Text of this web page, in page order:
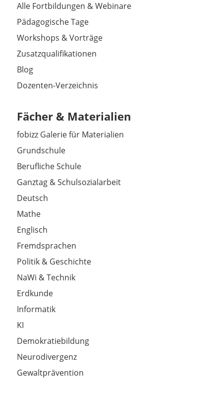
Alle Fortbildungen & Webinare
Pädagogische Tage
Workshops & Vorträge
Zusatzqualifikationen
Blog
Dozenten-Verzeichnis
Fächer & Materialien
fobizz Galerie für Materialien
Grundschule
Berufliche Schule
Ganztag & Schulsozialarbeit
Deutsch
Mathe
Englisch
Fremdsprachen
Politik & Geschichte
NaWi & Technik
Erdkunde
Informatik
KI
Demokratiebildung
Neurodivergenz
Gewaltprävention